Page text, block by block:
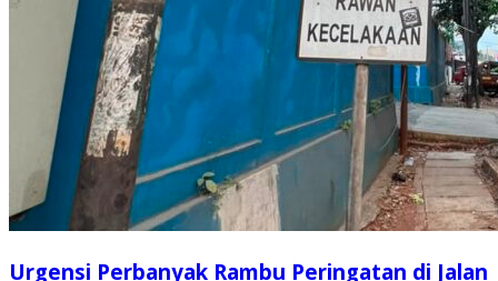
Urgensi Perbanyak Rambu Peringatan di Jalan